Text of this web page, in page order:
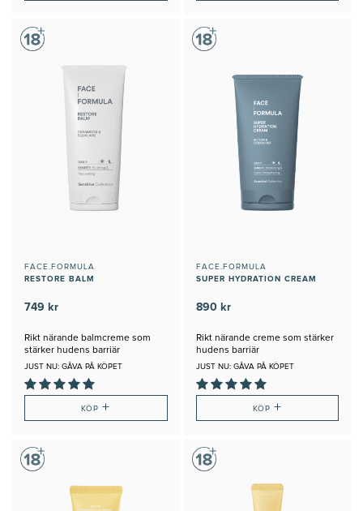
FACE.FORMULA
RESTORE BALM
749 kr
Rikt närande balmcreme som
stärker hudens barriär
JUST NU: GÅVA PÅ KÖPET
KÖP+
FACE.FORMULA
SUPER HYDRATION CREAM
890 kr
Rikt närande creme som stärker
hudens barriär
JUST NU: GÅVA PÅ KÖPET
KÖP +